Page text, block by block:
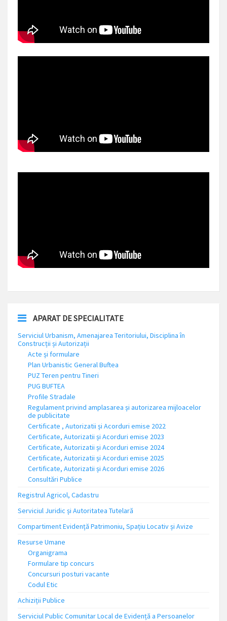
APARAT DE SPECIALITATE
Serviciul Urbanism, Amenajarea Teritoriului, Disciplina în
Construcții și Autorizații
Acte și formulare
Plan Urbanistic General Buftea
PUZ Teren pentru Tineri
PUG BUFTEA
Profile Stradale
Regulament privind amplasarea și autorizarea mijloacelor
de publicitate
Certificate , Autorizatii și Acorduri emise 2022
Certificate, Autorizatii și Acorduri emise 2023
Certificate, Autorizatii și Acorduri emise 2024
Certificate, Autorizatii și Acorduri emise 2025
Certificate, Autorizatii și Acorduri emise 2026
Consultări Publice
Registrul Agricol, Cadastru
Serviciul Juridic și Autoritatea Tutelară
Compartiment Evidență Patrimoniu, Spațiu Locativ și Avize
Resurse Umane
Organigrama
Formulare tip concurs
Concursuri posturi vacante
Codul Etic
Achiziții Publice
Serviciul Public Comunitar Local de Evidență a Persoanelor